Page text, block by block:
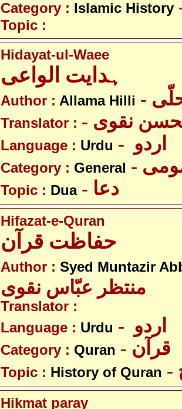
Category : Islamic History
Topic :
Hidayat-ul-Waee
ہدایت الواعی
Author : Allama Hilli
Translator :
Language : Urdu
Category : General
Topic : Dua - دعا
Hifazat-e-Quran
حفاظت قرآن
Author : Syed Muntazir
منتظر عبّاس نقوی
Translator :
Language : Urdu
Category : Quran - قرآن
Topic : History of Quran
Hikmat paray